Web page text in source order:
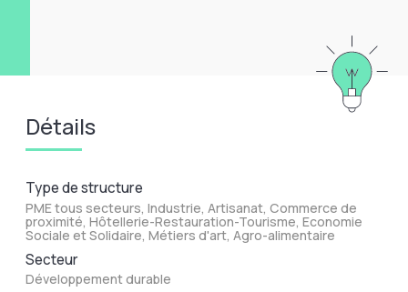
Détails
Type de structure
PME tous secteurs, Industrie, Artisanat, Commerce de
proximité, Hôtellerie-Restauration-Tourisme, Economie
Sociale et Solidaire, Métiers d'art, Agro-alimentaire
Secteur
Développement durable